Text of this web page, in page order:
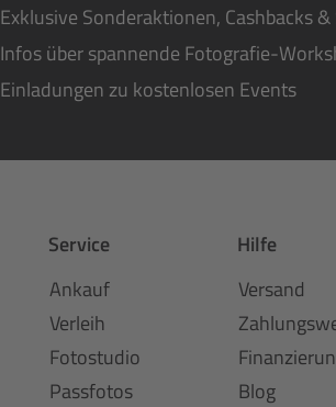
Exklusive Sonderaktionen, Cashbacks
Infos über spannende Fotografie-
Einladungen zu kostenlosen Events
Service
Ankauf
Verleih
Fotostudio
Passfotos
Hilfe
Versand
Blog